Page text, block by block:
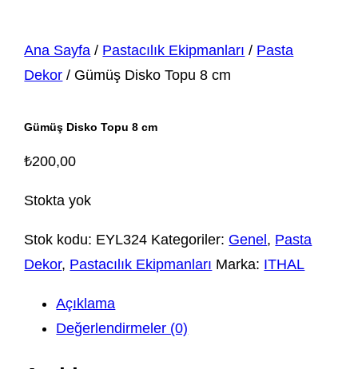
Ana Sayfa / Pastacılık Ekipmanları / Pasta
Dekor / Gümüş Disko Topu 8 cm
Gümüş Disko Topu 8 cm
₺200,00
Stokta yok
Stok kodu: EYL324 Kategoriler: Genel , Pasta
Dekor, Pastacılık Ekipmanları Marka: ITHAL
Açıklama
Değerlendirmeler (0)